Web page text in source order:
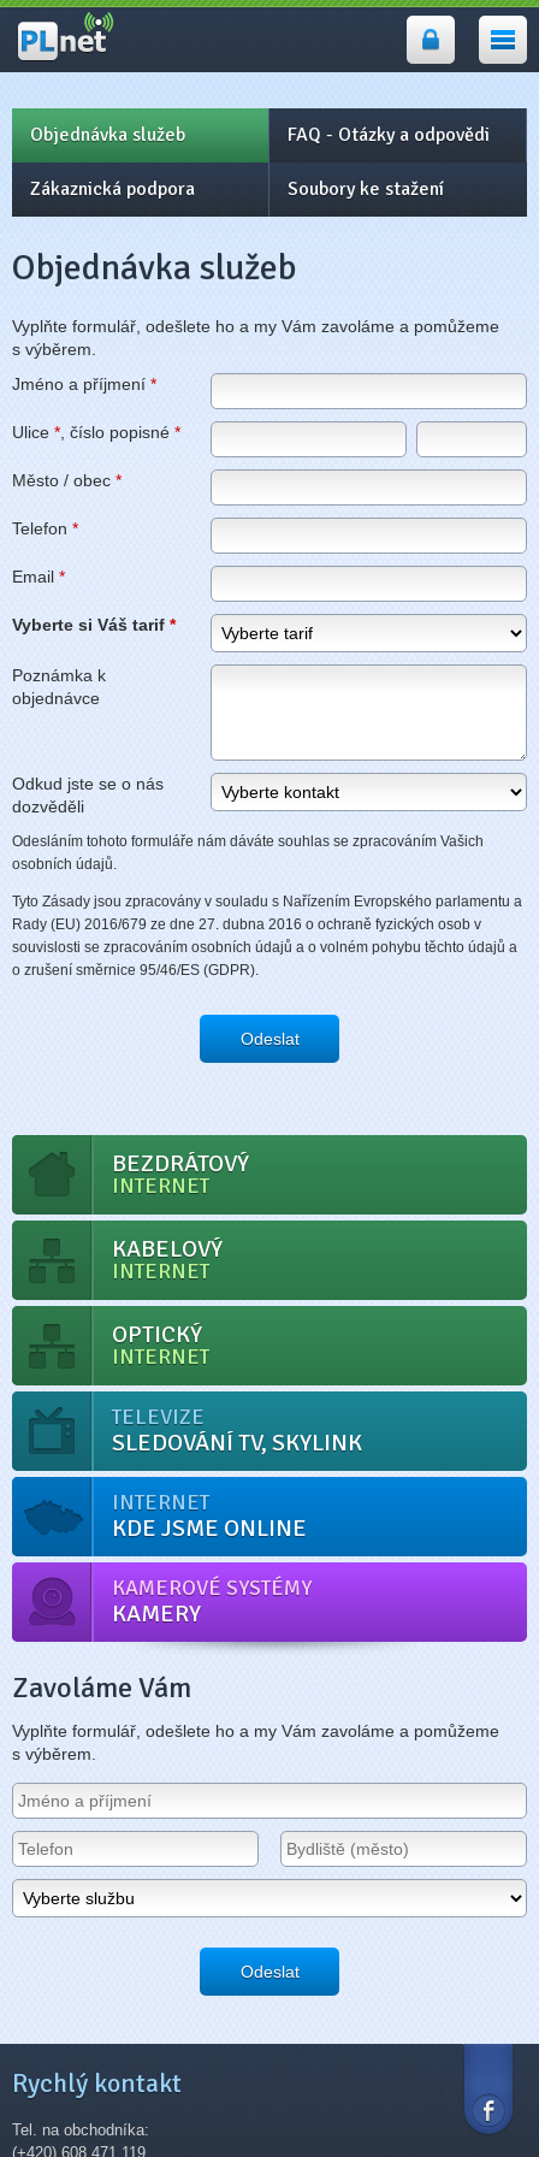
PLnet -
Prostějov,
Přerov
Objednávka služeb FAQ - Otázky a odpovědi
Zákaznická podpora Soubory ke stažení
Objednávka služeb
Vyplňte formulář, odešlete ho a my Vám zavoláme a pomůžeme
s výběrem.
Jméno a příjmení *
Ulice * , číslo popisné *
Město / obec *
Telefon *
Email *
Vyberte si Váš tarif *
Poznámka k
objednávce
Odkud jste se o nás
dozvěděli
Odesláním tohoto formuláře nám dáváte souhlas se zpracováním Vašich
osobních údajů.
Tyto Zásady jsou zpracovány v souladu s Nařízením Evropského parlamentu a
Rady (EU) 2016/679 ze dne 27. dubna 2016 o ochraně fyzických osob v
souvislosti se zpracováním osobních údajů a o volném pohybu těchto údajů a
o zrušení směrnice 95/46/ES (GDPR).
Odeslat
BEZDRÁTOVÝ
INTERNET
KABELOVÝ
INTERNET
OPTICKÝ
INTERNET
TELEVIZE
SLEDOVÁNÍ TV, SKYLINK
INTERNET
KDE JSME ONLINE
KAMEROVÉ SYSTÉMY
KAMERY
Zavoláme Vám
Vyplňte formulář, odešlete ho a my Vám zavoláme a pomůžeme
s výběrem.
Odeslat
Rychlý kontakt
Tel. na obchodníka:
(+420) 608 471 119